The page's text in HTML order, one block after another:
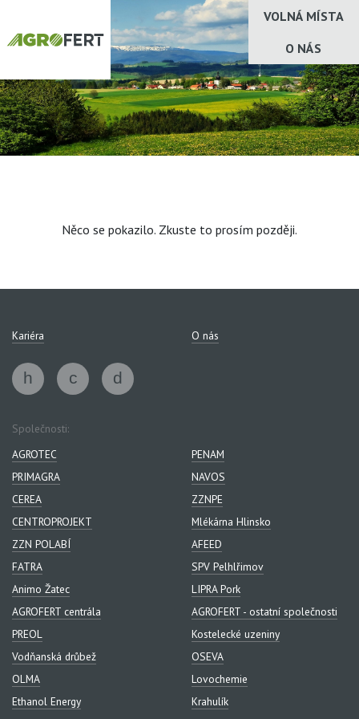
VOLNÁ MÍSTA
O NÁS
Něco se pokazilo. Zkuste to prosím později.
Kariéra O nás
Společnosti:
AGROTEC
PENAM
PRIMAGRA
NAVOS
CEREA
ZZNPE
CENTROPROJEKT
Mlékárna Hlinsko
ZZN POLABÍ
AFEED
FATRA
SPV Pelhlřimov
Animo Žatec
LIPRA Pork
AGROFERT centrála
AGROFERT - ostatní společnosti
PREOL
Kostelecké uzeniny
Vodňanská drůbež
OSEVA
OLMA
Lovochemie
Ethanol Energy
Krahulík